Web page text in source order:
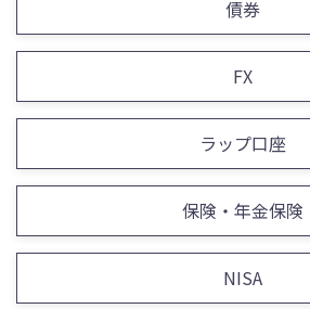
債券
FX
ラップ口座
保険・年金保険
NISA